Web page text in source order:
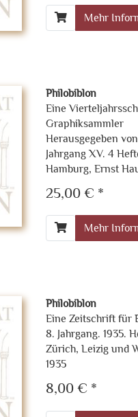
Mehr
Philobiblon
Eine
Graphiksammler
Herausgegeben
Jahrgang XV. 4
Hamburg, Ernst
25,00 € *
Mehr
Philobiblon
Eine Zeitschrift für
8. Jahrgang. 1935.
Zürich, Leizig und
1935
8,00 € *